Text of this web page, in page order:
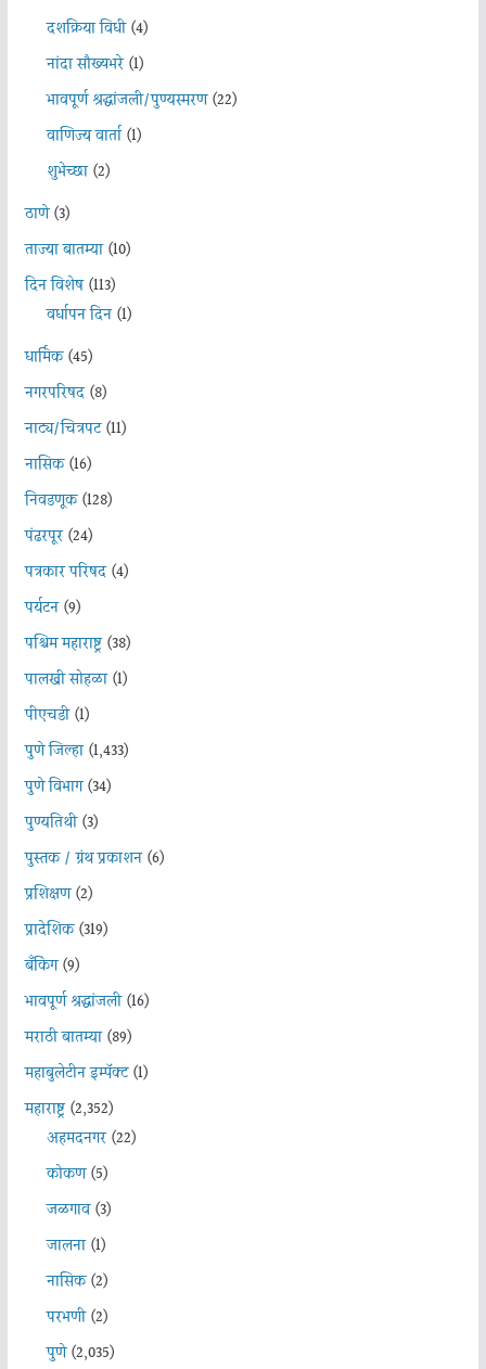
दशक्रिया विधी(4)
नांदा सौख्यभरे(1)
भावपूर्ण श्रद्धांजली/पुण्यस्मरण(22)
वाणिज्य वार्ता(1)
शुभेच्छा(2)
ठाणे(3)
ताज्या बातम्या(10)
दिन विशेष(113)
वर्धापन दिन(1)
धार्मिक(45)
नगरपरिषद(8)
नाट्य/चित्रपट(11)
नासिक(16)
निवडणूक(128)
पंढरपूर(24)
पत्रकार परिषद(4)
पर्यटन(9)
पश्चिम महाराष्ट्र(38)
पालखी सोहळा(1)
पीएचडी(1)
पुणे जिल्हा(1,433)
पुणे विभाग(34)
पुण्यतिथी(3)
पुस्तक / ग्रंथ प्रकाशन(6)
प्रशिक्षण(2)
प्रादेशिक(319)
बँकिंग(9)
भावपूर्ण श्रद्धांजली(16)
मराठी बातम्या(89)
महाबुलेटीन इम्पॅक्ट(1)
महाराष्ट्र(2,352)
अहमदनगर(22)
कोकण(5)
जळगाव(3)
जालना(1)
नासिक(2)
परभणी(2)
पुणे(2,035)